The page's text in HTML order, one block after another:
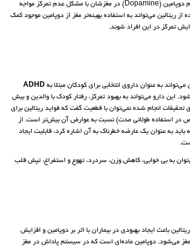
کمبود ماده‌ای شیمیایی به نام دوپامین (Dopamine) در مغزشان با مشکل عدم تمرکز مواجه
از ریتالین می‌تواند به استفاده بهینه‌تر مغز از دوپامین موجود کمک
تمرکز در این افراد شوند.
به عنوان داروی انتخابی برای کودکان مبتلا به ADHD
این دارو می‌تواند به بهبود تمرکز، رفتار کودک با والدین و بیش
انجام شده نمی‌توان با قطعیت گفت که فواید ریتالین برای
در استفاده طولانی مدت) نسبت به عوارض آن بیش‌تر است. از
به عنوان یک عارضه خطرناک به آن اشاره کرد، قابلیت ایجاد
به بی خوابی، کاهش وزن، سردرد، تهوع و استفراغ، تپش قلب
باعث ایجاد بهبودی در بیماران با اثر بر دوپامین و افزایش
می‌شود. دوپامین ماده‌ای است که در سیستم پاداش در مغز